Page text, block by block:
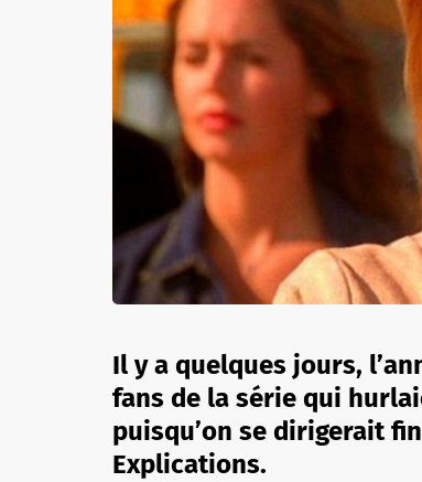
Il y a quelques jours,
fans de la série qui
puisqu’on se dirigerait
Explications.